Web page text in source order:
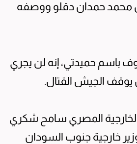
محمد حمدان دقلو ووصفه
باسم حميدتي، إنه لن يجري
يوقف الجيش القتال.
المصري سامح شكري
خارجية جنوب السودان